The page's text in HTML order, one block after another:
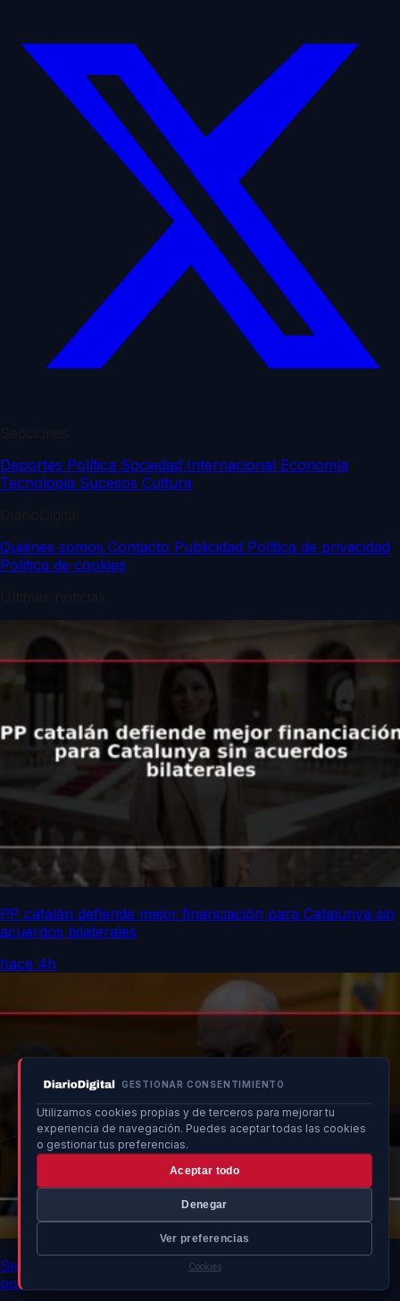
GESTIONAR CONSENTIMIENTO
Utilizamos cookies propias y de terceros para mejorar tu
experiencia de navegación. Puedes aceptar todas las cookies
o gestionar tus preferencias.
Aceptar todo
Denegar
Ver preferencias
Cookies
Deportes Política Sociedad Internacional Economía
Tecnología Sucesos Cultura
Quiénes somos Contacto Publicidad Política de privacidad
Política de cookies
PP catalán defiende mejor financiación para Catalunya sin
acuerdos bilaterales
hace 4h
Senado advierte a ministros sobre impacto de no asistir
por crisis en Ceuta